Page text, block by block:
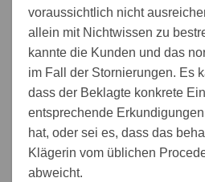
voraussichtlich nicht
allein mit Nichtwissen zu
kannte die Kunden und das
im Fall der Stornierungen. Es
dass der Beklagte konkrete
entsprechende
hat, oder sei es, dass das
Klägerin vom üblichen
abweicht.